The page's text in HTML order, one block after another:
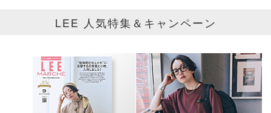
ブランド
LEE 人気特集＆キャンペーン